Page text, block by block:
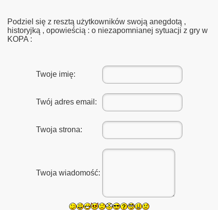
Podziel się z resztą użytkowników swoją anegdotą ,
historyjką , opowieścią : o niezapomnianej sytuacji z gry w
KOPA :
Twoje imię:
Twój adres email:
Twoja strona:
Twoja wiadomość: